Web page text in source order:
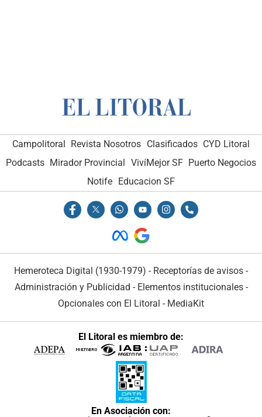
Campolitoral Revista Nosotros Clasificados CYD Litoral
Podcasts Mirador Provincial VivíMejor SF Puerto Negocios
Notife Educacion SF
Hemeroteca Digital (1930-1979) - Receptorías de avisos -
Administración y Publicidad - Elementos institucionales-
Opcionales con El Litoral - MediaKit
El Litoral es miembro de:
En Asociación con: